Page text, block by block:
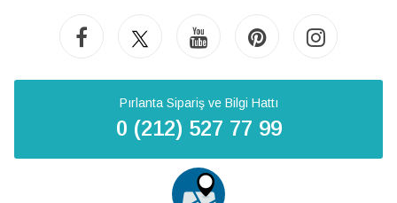
Pırlanta Sipariş ve Bilgi Hattı
0 (212) 527 77 99